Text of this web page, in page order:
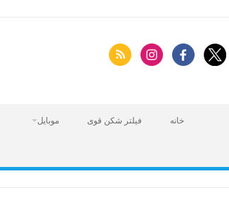
خانه فیلتر شکن قوی موبایل